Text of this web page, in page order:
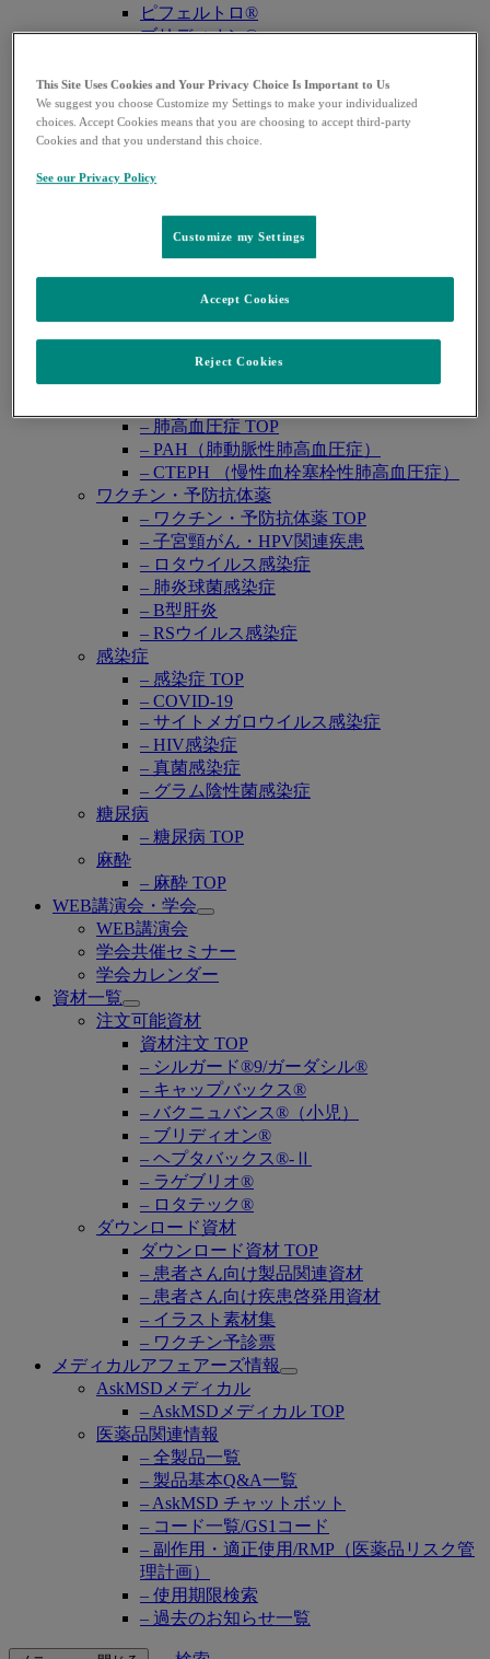
ピフェルトロ®
ブリディオン®
プレバイミス®臓器移植
ヘプタバックス®-Ⅱ
ラゲブリオ®
リベルサス®
リムパーザ®
レンビマ®
ロタテック®
Open
submenu
– 悪性腫瘍 TOP
– 泌尿器癌
– 消化器癌
– 肺高血圧症 TOP
– PAH（肺動脈性肺高血圧症）
– CTEPH （慢性血栓塞栓性肺高血圧症）
ワクチン・予防抗体薬
– ワクチン・予防抗体薬 TOP
– 子宮頸がん・HPV関連疾患
– ロタウイルス感染症
– 肺炎球菌感染症
– B型肝炎
– RSウイルス感染症
感染症
– 感染症 TOP
– COVID-19
– サイトメガロウイルス感染症
– HIV感染症
– 真菌感染症
– グラム陰性菌感染症
糖尿病
– 糖尿病 TOP
麻酔
– 麻酔 TOP
WEB講演会・学会
Open
WEB講演会
学会共催セミナー
学会カレンダー
資材一覧
Open
submenu
注文可能資材
資材注文 TOP
– シルガード®9/ガーダシル®
– キャップバックス®
– バクニュバンス®（小児）
– ブリディオン®
– ヘプタバックス®-Ⅱ
– ラゲブリオ®
– ロタテック®
ダウンロード資材
ダウンロード資材 TOP
– 患者さん向け製品関連資材
– 患者さん向け疾患啓発用資材
– イラスト素材集
– ワクチン予診票
メディカルアフェアーズ情報
Open
AskMSDメディカル
– AskMSDメディカル TOP
医薬品関連情報
– 全製品一覧
– 製品基本Q&A一覧
– AskMSD チャットボット
– コード一覧/GS1コード
– 副作用・適正使用/RMP（医薬品リスク管
理計画）
– 使用期限検索
– 過去のお知らせ一覧
This Site Uses Cookies and Your Privacy Choice Is Important to Us
We suggest you choose Customize my Settings to make your individualized
choices. Accept Cookies means that you are choosing to accept third-party
Cookies and that you understand this choice.
See our Privacy Policy
Customize my Settings
Reject Cookies
Accept Cookies